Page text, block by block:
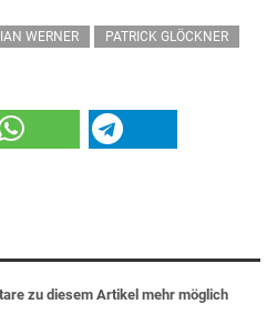
WERNER
PATRICK GLÖCKNER
zu diesem Artikel mehr möglich